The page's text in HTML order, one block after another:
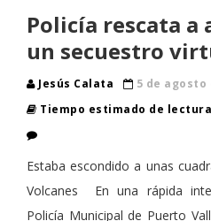
Policía rescata a
un secuestro
Jesús Calata
5 de agosto
Tiempo estimado de
Estaba escondido a unas
Volcanes En una rápida
Policía Municipal de Puerto